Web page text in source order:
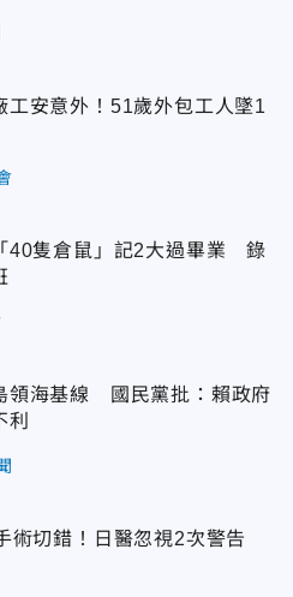
工安意外！51歲外包工人墜1
40隻倉鼠」記2大過畢業 錄
領海基線 國民黨批：賴政府
利
術切錯！日醫忽視2次警告